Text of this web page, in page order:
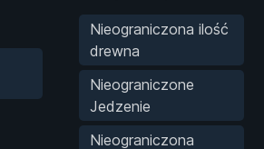
Nieograniczona ilość
drewna
Nieograniczone
Jedzenie
Nieograniczona